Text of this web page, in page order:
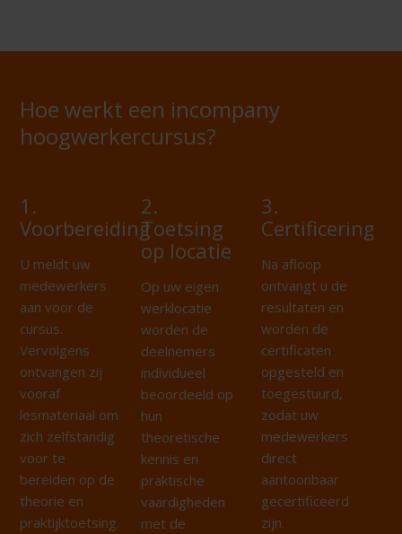
Hoe werkt een incompany
hoogwerkercursus?
1.
Voorbereiding
U meldt uw
medewerkers
aan voor de
cursus.
Vervolgens
ontvangen zij
vooraf
lesmateriaal om
zich zelfstandig
voor te
bereiden op de
theorie en
praktijktoetsing.
2.
Toetsing
op locatie
Op uw eigen
werklocatie
worden de
deelnemers
individueel
beoordeeld op
hun
theoretische
kennis en
praktische
vaardigheden
met de
3.
Certificering
Na afloop
ontvangt u de
resultaten en
worden de
certificaten
opgesteld en
toegestuurd,
zodat uw
medewerkers
direct
aantoonbaar
gecertificeerd
zijn.